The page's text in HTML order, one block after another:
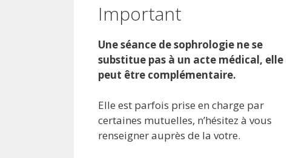
Important
Une séance de sophrologie ne se
substitue pas à un acte médical, elle
peut être complémentaire.
Elle est parfois prise en charge par
certaines mutuelles, n’hésitez à vous
renseigner auprès de la votre.